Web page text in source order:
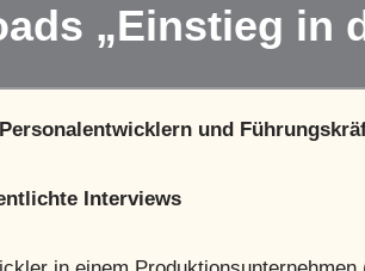
„Einstieg in
und
Interviews